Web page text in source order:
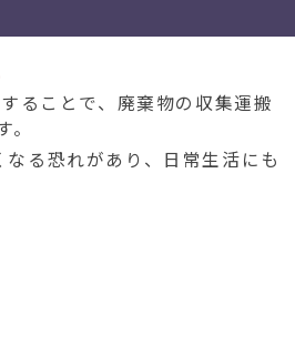
ることで、廃棄物の収集運搬
る恐れがあり、日常生活にも